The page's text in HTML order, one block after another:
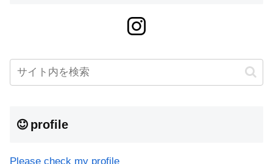
profile
Please check my profile